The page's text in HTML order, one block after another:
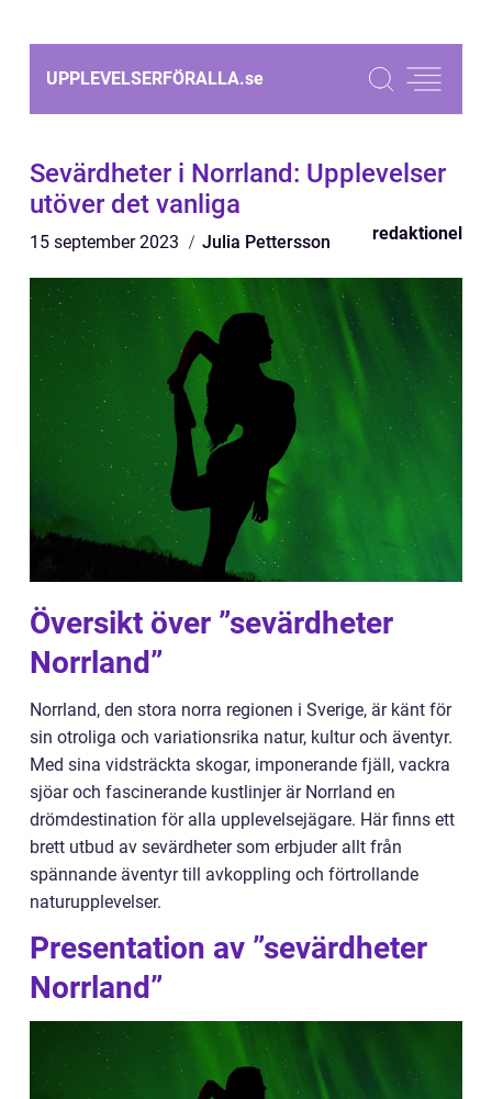
UPPLEVELSERFÖRALLA.se
Sevärdheter i Norrland: Upplevelser
utöver det vanliga
15 september 2023 Julia Pettersson redaktionel
Översikt över ”sevärdheter
Norrland”
Norrland, den stora norra regionen i Sverige, är känt för
sin otroliga och variationsrika natur, kultur och äventyr.
Med sina vidsträckta skogar, imponerande fjäll, vackra
sjöar och fascinerande kustlinjer är Norrland en
drömdestination för alla upplevelsejägare. Här finns ett
brett utbud av sevärdheter som erbjuder allt från
spännande äventyr till avkoppling och förtrollande
naturupplevelser.
Presentation av ”sevärdheter
Norrland”